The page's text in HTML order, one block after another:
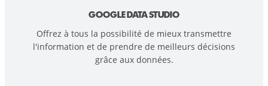
GOOGLE DATA STUDIO
Offrez à tous la possibilité de mieux transmettre
l'information et de prendre de meilleurs décisions
grâce aux données.